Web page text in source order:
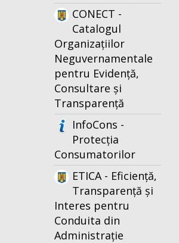
CONECT -
Catalogul
Organizațiilor
Neguvernamentale
pentru Evidență,
Consultare și
Transparență
InfoCons -
Protecția
Consumatorilor
ETICA - Eficiență,
Transparență și
Interes pentru
Conduita din
Administrație